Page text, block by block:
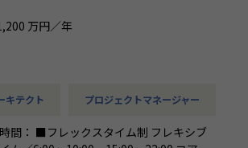
月程度チームのリーダーとしてテクニカ
子や配属後の状況を見ながら最終的には
ます。
れるシステムの導入から実行支援まで
たクラウドを含むデータ基盤全体のDX構
に一気通貫で関わって頂きます。
プロジェクト管理、エンドユーザーと
万円／年
キテクト プロジェクトマネージャー
間： ■フレックスタイム制 フレキシブ